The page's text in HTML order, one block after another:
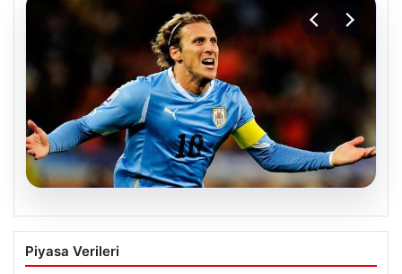
06.08.2026
Diego Forlan Uruguay Milli Takımı’nın
yeni teknik direktörü oldu
Piyasa Verileri